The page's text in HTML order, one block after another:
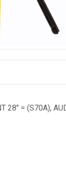
28" = (S70A),